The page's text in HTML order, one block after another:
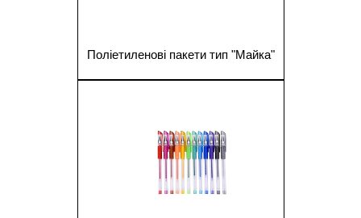
Поліетиленові пакети тип "Майка"